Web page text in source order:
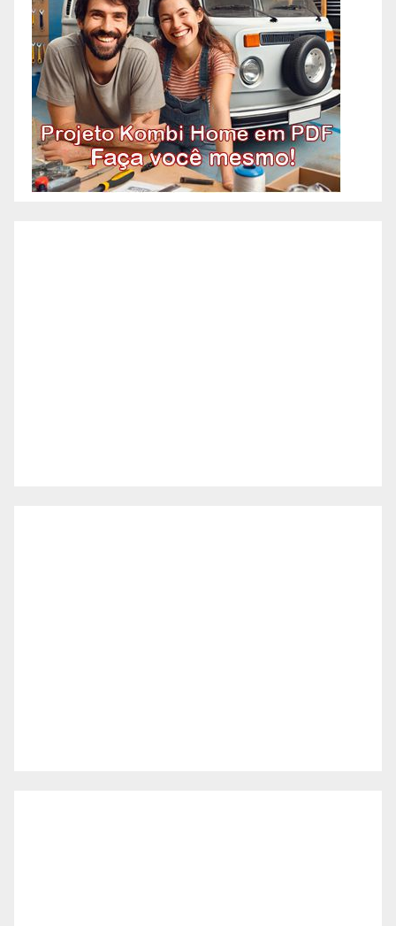
pensando em reformar ou pintar
a fachada da sua empresa,
condomínio ou